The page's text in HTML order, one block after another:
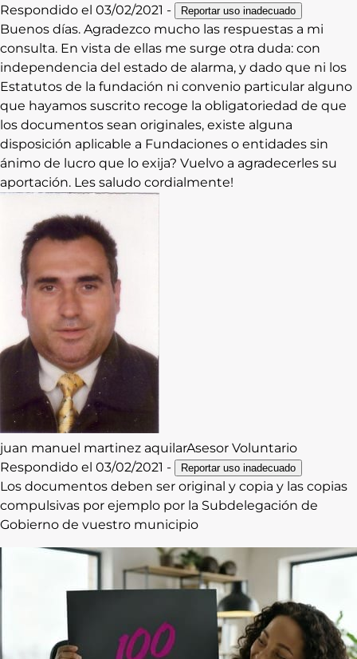
Respondido el 03/02/2021 - Reportar uso inadecuado
Buenos días. Agradezco mucho las respuestas a mi
consulta. En vista de ellas me surge otra duda: con
independencia del estado de alarma, y dado que ni los
Estatutos de la fundación ni convenio particular alguno
que hayamos suscrito recoge la obligatoriedad de que
los documentos sean originales, existe alguna
disposición aplicable a Fundaciones o entidades sin
ánimo de lucro que lo exija? Vuelvo a agradecerles su
aportación. Les saludo cordialmente!
juan manuel martinez aquilarAsesor Voluntario
Respondido el 03/02/2021 - Reportar uso inadecuado
Los documentos deben ser original y copia y las copias
compulsivas por ejemplo por la Subdelegación de
Gobierno de vuestro municipio